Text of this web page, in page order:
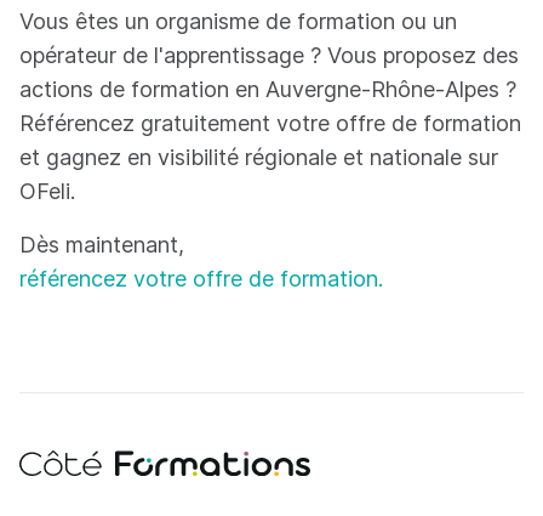
Vous êtes un organisme de formation ou un
opérateur de l'apprentissage ? Vous proposez des
actions de formation en Auvergne-Rhône-Alpes ?
Référencez gratuitement votre offre de formation
et gagnez en visibilité régionale et nationale sur
OFeli.
Dès maintenant,
référencez votre offre de formation.